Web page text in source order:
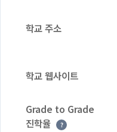
학교 주소
학교 웹사이트
Grade to Grade
진학율
?